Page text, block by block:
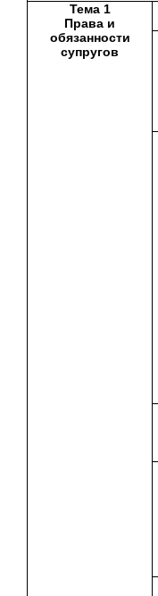
Тема 1
Права и
обязанности
супругов